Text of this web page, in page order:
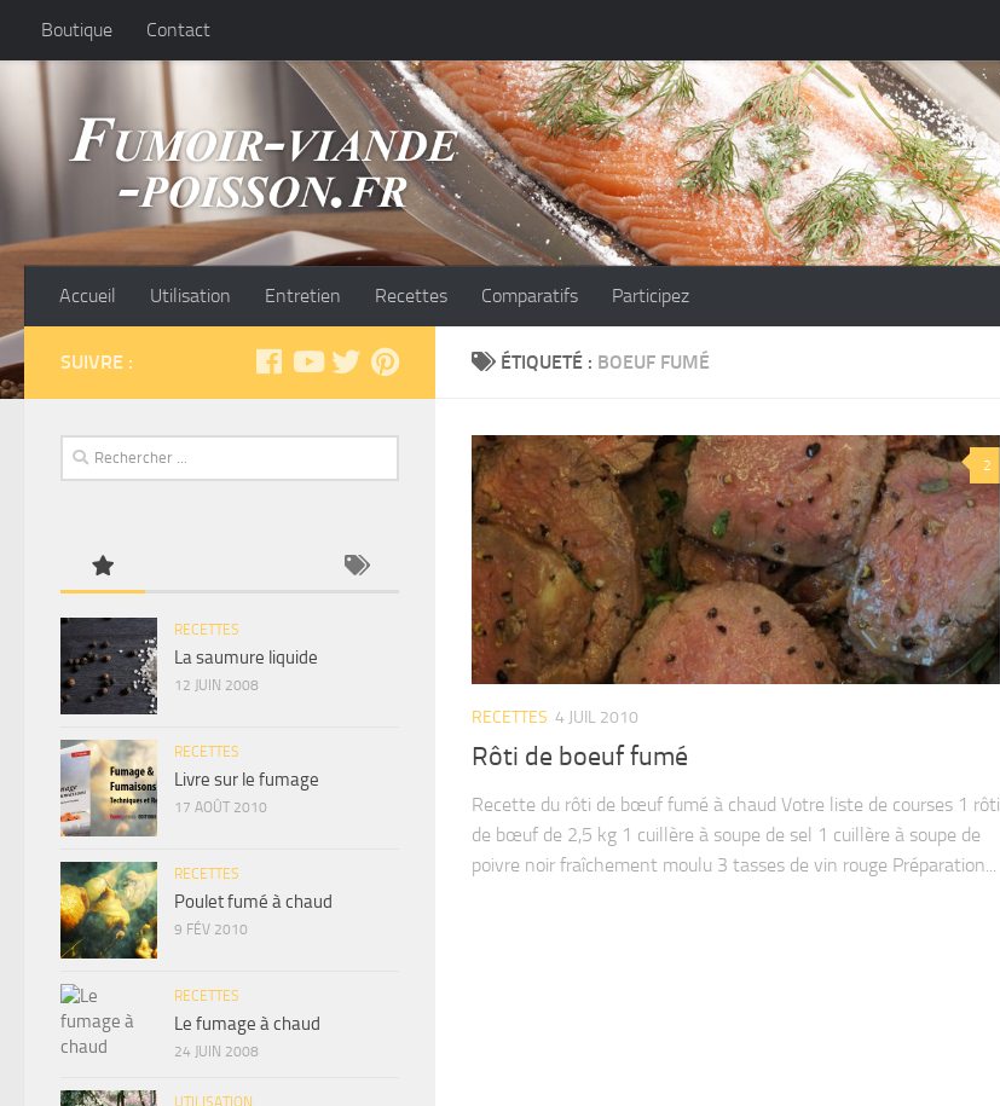
Boutique Contact
Accueil Utilisation Entretien Recettes Comparatifs Participez
ÉTIQUETÉ : BOEUF FUMÉ
2
RECETTES 4 JUIL 2010
Rôti de boeuf fumé
Recette du rôti de bœuf fumé à chaud Votre liste de courses 1 rôti
de bœuf de 2,5 kg 1 cuillère à soupe de sel 1 cuillère à soupe de
poivre noir fraîchement moulu 3 tasses de vin rouge Préparation...
SUIVRE :
RECETTES
La saumure liquide
12 JUIN 2008
RECETTES
Livre sur le fumage
17 AOÛT 2010
RECETTES
Poulet fumé à chaud
9 FÉV 2010
RECETTES
Le fumage à chaud
24 JUIN 2008
UTILISATION